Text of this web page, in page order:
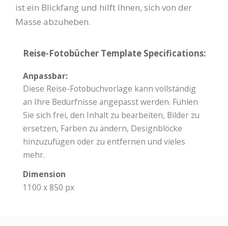
ist ein Blickfang und hilft Ihnen, sich von der
Masse abzuheben.
Reise-Fotobücher Template Specifications:
Anpassbar:
Diese Reise-Fotobuchvorlage kann vollständig
an Ihre Bedürfnisse angepasst werden. Fühlen
Sie sich frei, den Inhalt zu bearbeiten, Bilder zu
ersetzen, Farben zu ändern, Designblöcke
hinzuzufügen oder zu entfernen und vieles
mehr.
Dimension
1100 x 850 px